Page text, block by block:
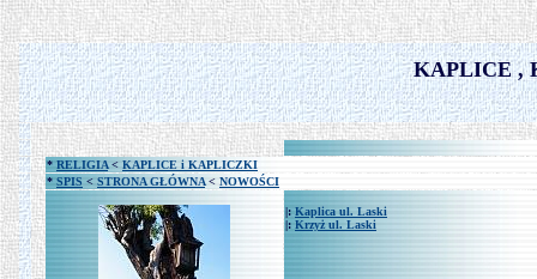
KAPLICE ,
* RELIGIA< KAPLICE i KAPLICZKI
* SPIS < STRONA GŁÓWNA< NOWOŚCI
|: Kaplica ul. Laski
|: Krzyż ul. Laski